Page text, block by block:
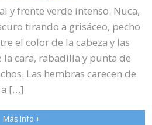
y frente verde intenso. Nuca,
tirando a grisáceo, pecho
el color de la cabeza y las
la cara, rabadilla y punta de
Las hembras carecen de
a […]
Más Info +